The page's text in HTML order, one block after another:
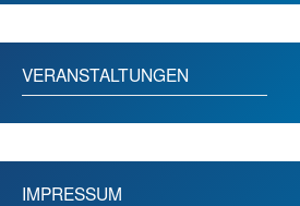
VERANSTALTUNGEN
IMPRESSUM